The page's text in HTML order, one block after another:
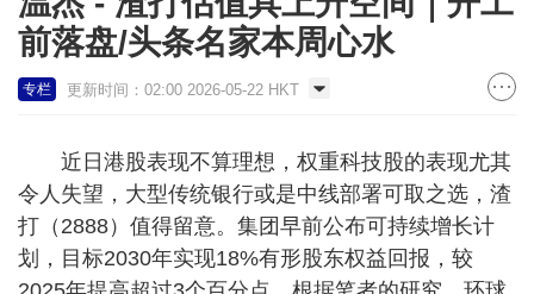
前落盘/头条名家本周心水
专栏 更新时间：02:00 2026-05-22 HKT
近日港股表现不算理想，权重科技股的表现尤其
令人失望，大型传统银行或是中线部署可取之选，渣
打（2888）值得留意。集团早前公布可持续增长计
划，目标2030年实现18%有形股东权益回报，较